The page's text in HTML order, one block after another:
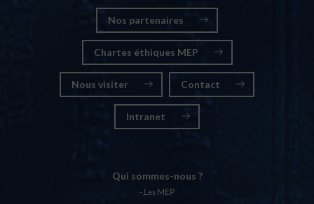
Nos partenaires
Chartes éthiques MEP
Nous visiter Contact
Intranet
Qui sommes-nous ?
Les MEP